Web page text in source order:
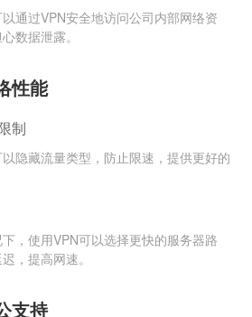
通过VPN安全地访问公司内部网络资
数据泄露。
性能
制
隐藏流量类型，防止限速，提供更好的
，使用VPN可以选择更快的服务器路
，提高网速。
支持